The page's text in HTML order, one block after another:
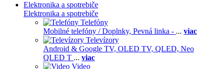
Elektronika a spotrebiče
Elektronika a spotrebiče
Telefóny
Mobilné telefóny / Doplnky, Pevná linka - ... viac
Televízory
Android & Google TV, OLED TV, QLED, Neo
QLED T ... viac
Video